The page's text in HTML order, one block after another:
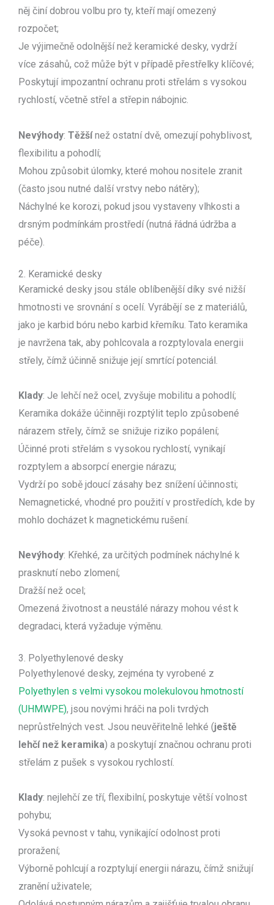
něj činí dobrou volbu pro ty, kteří mají omezený
rozpočet;
Je výjimečně odolnější než keramické desky, vydrží
více zásahů, což může být v případě přestřelky klíčové;
Poskytují impozantní ochranu proti střelám s vysokou
rychlostí, včetně střel a střepin nábojnic.
Nevýhody: Těžšínež ostatní dvě, omezují pohyblivost,
flexibilitu a pohodlí;
Mohou způsobit úlomky, které mohou nositele zranit
(často jsou nutné další vrstvy nebo nátěry);
Náchylné ke korozi, pokud jsou vystaveny vlhkosti a
drsným podmínkám prostředí (nutná řádná údržba a
péče).
2. Keramické desky
Keramické desky jsou stále oblíbenější díky své nižší
hmotnosti ve srovnání s ocelí. Vyrábějí se z materiálů,
jako je karbid bóru nebo karbid křemíku. Tato keramika
je navržena tak, aby pohlcovala a rozptylovala energii
střely, čímž účinně snižuje její smrtící potenciál.
Klady: Je lehčí než ocel, zvyšuje mobilitu a pohodlí;
Keramika dokáže účinněji rozptýlit teplo způsobené
nárazem střely, čímž se snižuje riziko popálení;
Účinné proti střelám s vysokou rychlostí, vynikají
rozptylem a absorpcí energie nárazu;
Vydrží po sobě jdoucí zásahy bez snížení účinnosti;
Nemagnetické, vhodné pro použití v prostředích, kde by
mohlo docházet k magnetickému rušení.
Nevýhody: Křehké, za určitých podmínek náchylné k
prasknutí nebo zlomení;
Dražší než ocel;
Omezená životnost a neustálé nárazy mohou vést k
degradaci, která vyžaduje výměnu.
3. Polyethylenové desky
Polyethylenové desky, zejména ty vyrobené z
Polyethylen s velmi vysokou molekulovou hmotností
(UHMWPE), jsou novými hráči na poli tvrdých
neprůstřelných vest. Jsou neuvěřitelně lehké (ještě
lehčí než keramika) a poskytují značnou ochranu proti
střelám z pušek s vysokou rychlostí.
Klady: nejlehčí ze tří, flexibilní, poskytuje větší volnost
pohybu;
Vysoká pevnost v tahu, vynikající odolnost proti
proražení;
Výborně pohlcují a rozptylují energii nárazu, čímž snižují
zranění uživatele;